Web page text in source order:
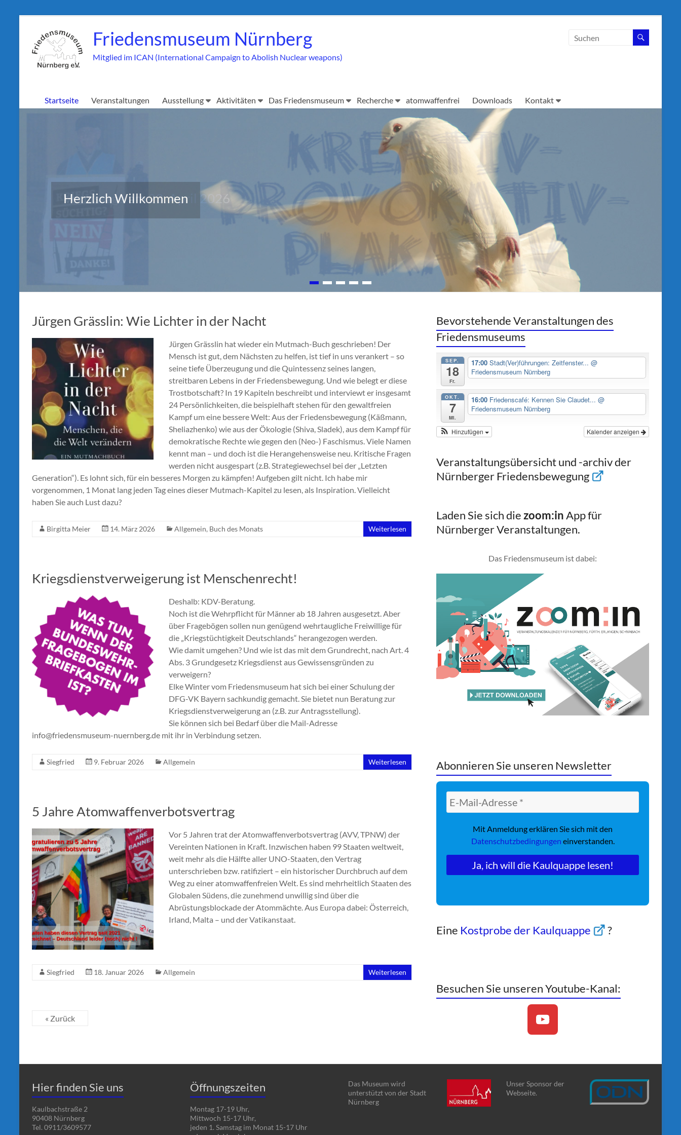
springen
Friedensmuseum Nürnberg
Mitglied im ICAN (International Campaign to Abolish Nuclear weapons)
Startseite Veranstaltungen Ausstellung Aktivitäten Das Friedensmuseum Recherche atomwaffenfrei Downloads Kontakt
Vernissage am 23. April 2026
Jürgen Grässlin: Wie Lichter in der Nacht
Jürgen Grässlin hat wieder ein Mutmach-Buch geschrieben! Der
Mensch ist gut, dem Nächsten zu helfen, ist tief in uns verankert – so
seine tiefe Überzeugung und die Quintessenz seines langen,
streitbaren Lebens in der Friedensbewegung. Und wie belegt er diese
Trostbotschaft? In 19 Kapiteln beschreibt und interviewt er insgesamt
24 Persönlichkeiten, die beispielhaft stehen für den gewaltfreien
Kampf um eine bessere Welt: Aus der Friedensbewegung (Käßmann,
Sheliazhenko) wie aus der Ökologie (Shiva, Sladek), aus dem Kampf für
demokratische Rechte wie gegen den (Neo-) Faschismus. Viele Namen
kennt man – und doch ist die Herangehensweise neu. Kritische Fragen
werden nicht ausgespart (z.B. Strategiewechsel bei der „Letzten
Generation“). Es lohnt sich, für ein besseres Morgen zu kämpfen! Aufgeben gilt nicht. Ich habe mir
vorgenommen, 1 Monat lang jeden Tag eines dieser Mutmach-Kapitel zu lesen, als Inspiration. Vielleicht
haben Sie auch Lust dazu?
Birgitta Meier 14. März 2026 Allgemein, Buch des Monats Weiterlesen
Kriegsdienstverweigerung ist Menschenrecht!
Deshalb: KDV-Beratung.
Noch ist die Wehrpflicht für Männer ab 18 Jahren ausgesetzt. Aber
über Fragebögen sollen nun genügend wehrtaugliche Freiwillige für
die „Kriegstüchtigkeit Deutschlands“ herangezogen werden.
Wie damit umgehen? Und wie ist das mit dem Grundrecht, nach Art. 4
Abs. 3 Grundgesetz Kriegsdienst aus Gewissensgründen zu
verweigern?
Elke Winter vom Friedensmuseum hat sich bei einer Schulung der
DFG-VK Bayern sachkundig gemacht. Sie bietet nun Beratung zur
Kriegsdienstverweigerung an (z.B. zur Antragsstellung).
Sie können sich bei Bedarf über die Mail-Adresse
info@friedensmuseum-nuernberg.de mit ihr in Verbindung setzen.
Siegfried 9. Februar 2026 Allgemein Weiterlesen
5 Jahre Atomwaffenverbotsvertrag
Vor 5 Jahren trat der Atomwaffenverbotsvertrag (AVV, TPNW) der
Vereinten Nationen in Kraft. Inzwischen haben 99 Staaten weltweit,
weit mehr als die Hälfte aller UNO-Staaten, den Vertrag
unterschrieben bzw. ratifiziert – ein historischer Durchbruch auf dem
Weg zu einer atomwaffenfreien Welt. Es sind mehrheitlich Staaten des
Globalen Südens, die zunehmend unwillig sind über die
Abrüstungsblockade der Atommächte. Aus Europa dabei: Österreich,
Irland, Malta – und der Vatikanstaat.
Siegfried 18. Januar 2026 Allgemein Weiterlesen
« Zurück
Bevorstehende Veranstaltungen des
Friedensmuseums
SEP.
18
Fr.
17:00 Stadt(Ver)führungen: Zeitfenster... @
Friedensmuseum Nürnberg
OKT.
7
Mi.
16:00 Friedenscafé: Kennen Sie Claudet... @
Friedensmuseum Nürnberg
Kalender anzeigen
Hinzufügen
Veranstaltungsübersicht und -archiv der
Nürnberger Friedensbewegung
Laden Sie sich diezoom:inApp für
Nürnberger Veranstaltungen.
Das Friedensmuseum ist dabei:
Abonnieren Sie unseren Newsletter
Mit Anmeldung erklären Sie sich mit den
Datenschutzbedingungen einverstanden.
Eine Kostprobe der Kaulquappe ?
Besuchen Sie unseren Youtube-Kanal:
Hier finden Sie uns
Kaulbachstraße 2
90408 Nürnberg
Tel. 0911/3609577
Öffnungszeiten
Montag 17-19 Uhr,
Mittwoch 15-17 Uhr,
jeden 1. Samstag im Monat 15-17 Uhr
Das Museum wird
unterstützt von der Stadt
Nürnberg
Unser Sponsor der
Webseite.